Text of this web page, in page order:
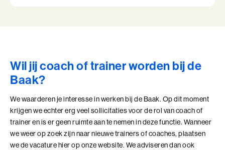
Management van Mensen (BaakBoost)
Moeilijke Gesprekken Voeren (BaakBoost)
Perfectionisme in Balans
Wil jij coach of trainer worden bij de
Baak?
We waarderen je interesse in werken bij de Baak. Op dit moment
krijgen we echter erg veel sollicitaties voor de rol van coach of
trainer en is er geen ruimte aan te nemen in deze functie. Wanneer
we weer op zoek zijn naar nieuwe trainers of coaches, plaatsen
we de vacature hier op onze website. We adviseren dan ook